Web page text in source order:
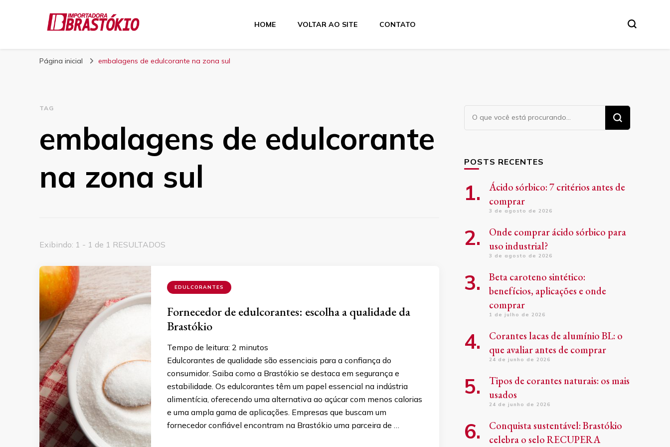
Blog Brastokio
HOME VOLTAR AO SITE CONTATO
Página inicial embalagens de edulcorante na zona sul
TAG
embalagens de edulcorante
na zona sul
Exibindo: 1 - 1 de 1 RESULTADOS
EDULCORANTES
Fornecedor de edulcorantes: escolha a qualidade da
Brastókio
Tempo de leitura: 2 minutos
Edulcorantes de qualidade são essenciais para a confiança do
consumidor. Saiba como a Brastókio se destaca em segurança e
estabilidade. Os edulcorantes têm um papel essencial na indústria
alimentícia, oferecendo uma alternativa ao açúcar com menos calorias
e uma ampla gama de aplicações. Empresas que buscam um
fornecedor confiável encontram na Brastókio uma parceira de …
Procurando
algo?
POSTS RECENTES
Ácido sórbico: 7 critérios antes de
comprar
3 de agosto de 2026
Onde comprar ácido sórbico para
uso industrial?
3 de agosto de 2026
Beta caroteno sintético:
benefícios, aplicações e onde
comprar
1 de julho de 2026
Corantes lacas de alumínio BL: o
que avaliar antes de comprar
24 de junho de 2026
Tipos de corantes naturais: os mais
usados
24 de junho de 2026
Conquista sustentável: Brastókio
celebra o selo RECUPERA